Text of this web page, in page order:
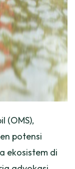
(OMS),
potensi
ekosistem di